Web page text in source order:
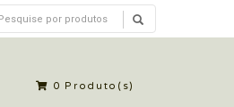
0 Produto(s)